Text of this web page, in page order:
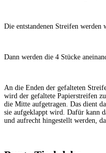
Die entstandenen Streifen werden
Dann werden die 4 Stücke
An die Enden der gefalteten
wird der gefaltete Papierstreifen
die Mitte aufgetragen. Das dient
sie aufgeklappt wird. Dafür kann
und aufrecht hingestellt werden,